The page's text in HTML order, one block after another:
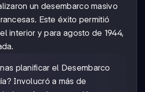
un desembarco masivo
Este éxito permitió
interior y para agosto de 1944,
planificar el Desembarco
Involucró a más de